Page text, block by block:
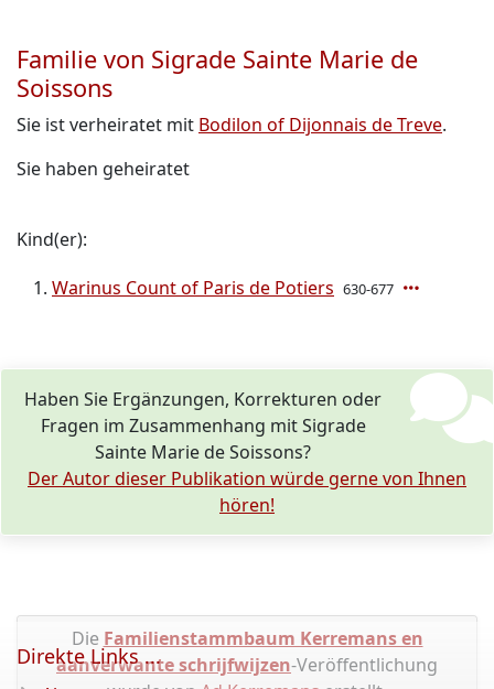
Familie von Sigrade Sainte Marie de
Soissons
Sie ist verheiratet mit Bodilon of Dijonnais de Treve.
Sie haben geheiratet
Kind(er):
Warinus Count of Paris de Potiers 630-677
Haben Sie Ergänzungen, Korrekturen oder
Fragen im Zusammenhang mit Sigrade
Sainte Marie de Soissons?
Der Autor dieser Publikation würde gerne von Ihnen
hören!
Die Familienstammbaum Kerremans en
aanverwante schrijfwijzen-Veröffentlichung
Direkte Links ...